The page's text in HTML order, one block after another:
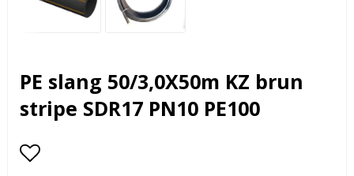
PE slang 50/3,0X50m KZ brun
stripe SDR17 PN10 PE100